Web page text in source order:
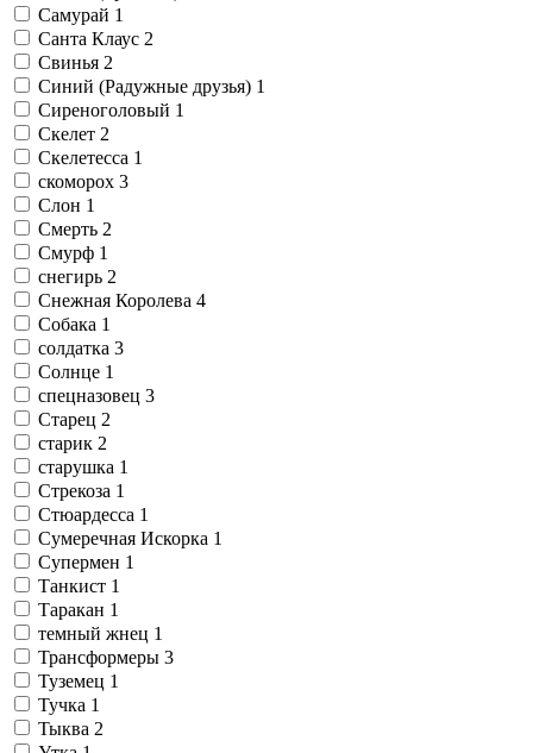
Самурай 1
Санта Клаус 2
Свинья 2
Синий (Радужные друзья) 1
Сиреноголовый 1
Скелет 2
Скелетесса 1
скоморох 3
Слон 1
Смерть 2
Смурф 1
снегирь 2
Снежная Королева 4
Собака 1
солдатка 3
Солнце 1
спецназовец 3
Старец 2
старик 2
старушка 1
Стрекоза 1
Стюардесса 1
Сумеречная Искорка 1
Супермен 1
Танкист 1
Таракан 1
темный жнец 1
Трансформеры 3
Туземец 1
Тучка 1
Тыква 2